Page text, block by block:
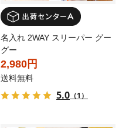
名入れ 2WAY スリーパー グー
グー
2,980円
送料無料
5.0 （1）